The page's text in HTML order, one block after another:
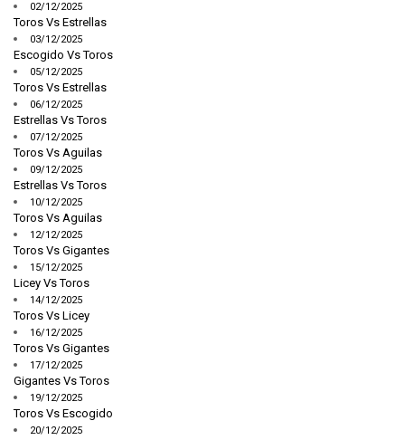
02/12/2025
Toros Vs Estrellas
03/12/2025
Escogido Vs Toros
05/12/2025
Toros Vs Estrellas
06/12/2025
Estrellas Vs Toros
07/12/2025
Toros Vs Aguilas
09/12/2025
Estrellas Vs Toros
10/12/2025
Toros Vs Aguilas
12/12/2025
Toros Vs Gigantes
15/12/2025
Licey Vs Toros
14/12/2025
Toros Vs Licey
16/12/2025
Toros Vs Gigantes
17/12/2025
Gigantes Vs Toros
19/12/2025
Toros Vs Escogido
20/12/2025